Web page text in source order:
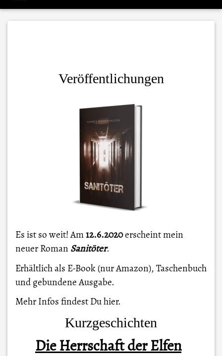
Veröffentlichungen
Es ist so weit! Am12.6.2020erscheint mein
neuer Roman Sanitöter.
Erhältlich als E-Book (nur Amazon), Taschenbuch
und gebundene Ausgabe.
Mehr Infos findest Duhier.
Kurzgeschichten
Die Herrschaft der Elfen